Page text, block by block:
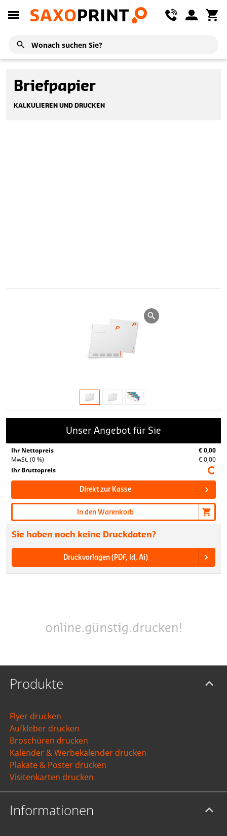
Briefpapier
KALKULIEREN UND DRUCKEN
Unser Angebot für Sie
Ihr Nettopreis
€ 0,00
MwSt. (0 %)
€ 0,00
Ihr Bruttopreis
Direkt zur Kasse
In den Warenkorb
Sie haben noch keine Druckdaten?
Druckvorlagen (PDF, Id, Ai)
Produkte
Flyer drucken
Aufkleber drucken
Broschüren drucken
Kalender & Werbekalender drucken
Plakate & Poster drucken
Visitenkarten drucken
Informationen